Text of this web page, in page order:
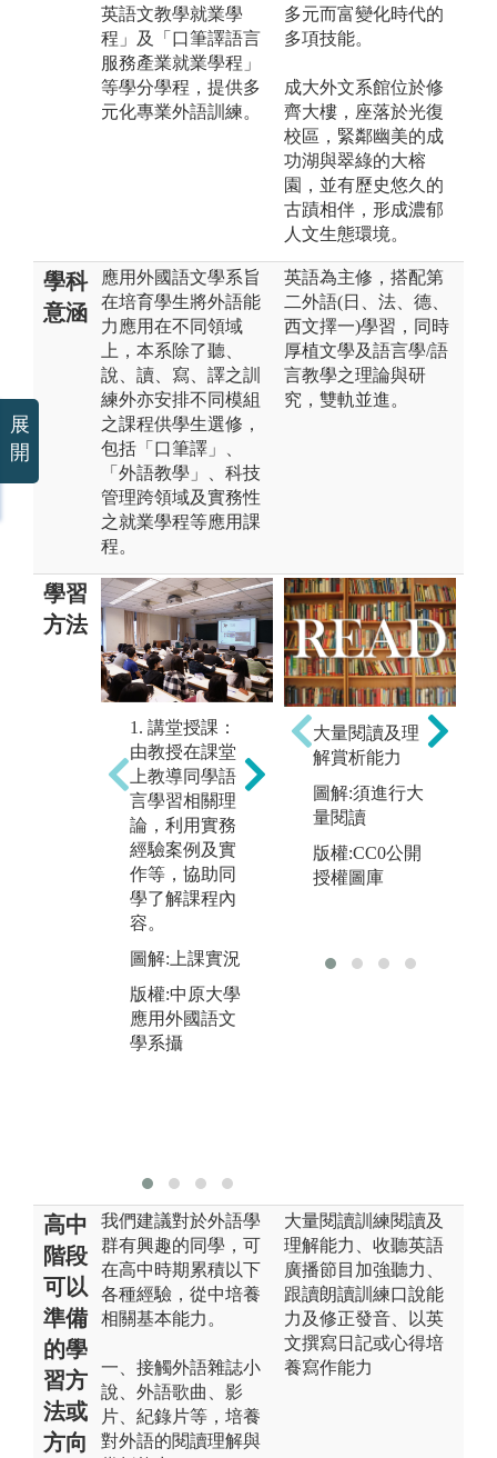
英語文教學就業學
程」及「口筆譯語言
服務產業就業學程」
等學分學程，提供多
元化專業外語訓練。
多元而富變化時代的
多項技能。
成大外文系館位於修
齊大樓，座落於光復
校區，緊鄰幽美的成
功湖與翠綠的大榕
園，並有歷史悠久的
古蹟相伴，形成濃郁
人文生態環境。
學科
意涵
應用外國語文學系旨
在培育學生將外語能
力應用在不同領域
上，本系除了聽、
說、讀、寫、譯之訓
練外亦安排不同模組
之課程供學生選修，
包括「口筆譯」、
「外語教學」、科技
管理跨領域及實務性
之就業學程等應用課
程。
英語為主修，搭配第
二外語(日、法、德、
西文擇一)學習，同時
厚植文學及語言學/語
言教學之理論與研
究，雙軌並進。
學習
方法
1. 講堂授課：
由教授在課堂
上教導同學語
言學習相關理
論，利用實務
經驗案例及實
作等，協助同
學了解課程內
容。
圖解:上課實況
版權:中原大學
應用外國語文
學系攝
2.團隊學習：
語言學習之課
程設計讓同學
有機會有多次
的分組合作及
會，進而學習
與人合作的模
實況
大量閱讀及理
解賞析能力
圖解:須進行大
量閱讀
版權:CC0公開
授權圖庫
高中
階段
可以
準備
的學
習方
法或
方向
我們建議對於外語學
群有興趣的同學，可
在高中時期累積以下
各種經驗，從中培養
相關基本能力。
一、接觸外語雜誌小
說、外語歌曲、影
片、紀錄片等，培養
對外語的閱讀理解與
大量閱讀訓練閱讀及
理解能力、收聽英語
廣播節目加強聽力、
跟讀朗讀訓練口說能
力及修正發音、以英
文撰寫日記或心得培
養寫作能力
展
開